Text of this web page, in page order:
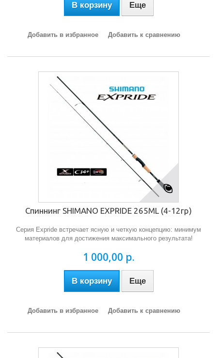
В корзину Еще
Добавить в избранное Добавить к сравнению
Спиннинг SHIMANO EXPRIDE 265ML (4-12гр)
Серия Expride встречает ясную и четкую концепцию: минимум
материалов для достижения максимального результата!
1 000,00 р.
В корзину Еще
Добавить в избранное Добавить к сравнению